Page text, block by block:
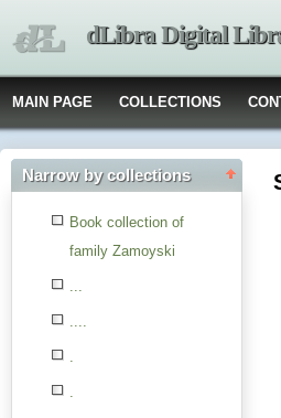
dLibra Digital
MAIN PAGE COLLECTIONS
Narrow by collections
Book collection of
family Zamoyski
...
....
.
.